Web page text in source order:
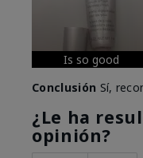
Is so good
Conclusión Sí,
¿Le ha
opinión?